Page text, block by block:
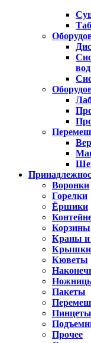
Воронки
Горелки
Ёршики
Корзины
Краны и
Крышки
Кюветы
Пакеты
Прочее